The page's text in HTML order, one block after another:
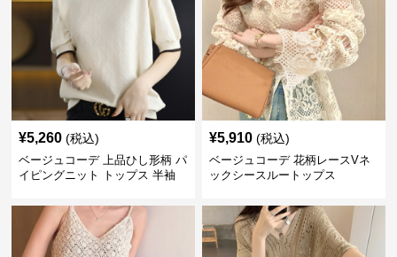
¥5,260 (税込)
ベージュコーデ 上品ひし形柄 パ
イピングニット トップス 半袖
¥5,910 (税込)
ベージュコーデ 花柄レースVネ
ックシースルートップス